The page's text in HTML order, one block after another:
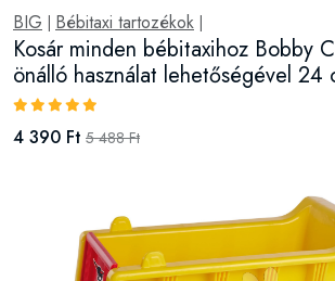
BIG Bébitaxi tartozékok
Kosár minden bébitaxihoz Bobby
önálló használat lehetőségével 24
4 390 Ft 5 488 Ft